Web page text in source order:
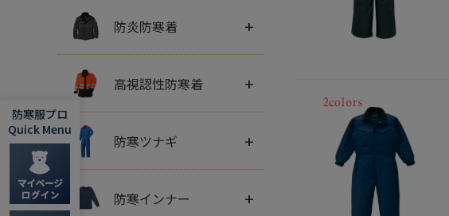
防炎防寒着 +
高視認性防寒着 +
防寒ツナギ +
防寒インナー +
防寒服プロ
Quick Menu